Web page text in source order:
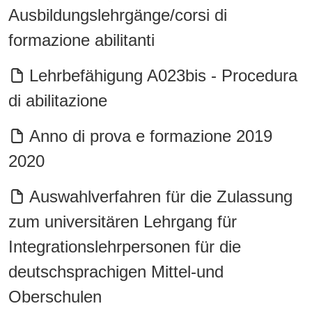
Ausbildungslehrgänge/corsi di
formazione abilitanti
Lehrbefähigung A023bis - Procedura
di abilitazione
Anno di prova e formazione 2019
2020
Auswahlverfahren für die Zulassung
zum universitären Lehrgang für
Integrationslehrpersonen für die
deutschsprachigen Mittel-und
Oberschulen